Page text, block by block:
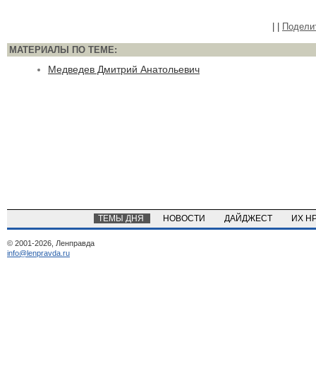
МАТЕРИАЛЫ ПО ТЕМЕ:
Медведев Дмитрий Анатольевич
ТЕМЫ ДНЯ НОВОСТИ ДАЙДЖЕСТ ИХ
© 2001-2026, Ленправда
info@lenpravda.ru